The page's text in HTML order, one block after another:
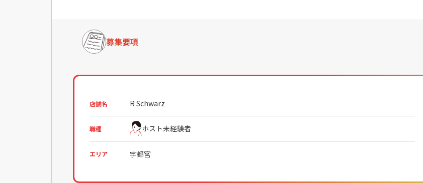
募集要項
店舗名 R Schwarz
職種 ホスト未経験者
エリア 宇都宮